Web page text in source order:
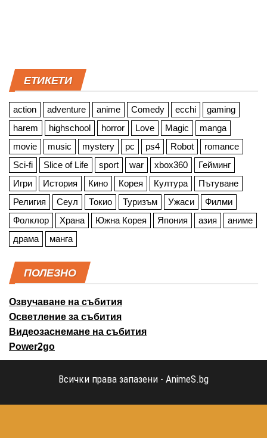
ЕТИКЕТИ
action adventure anime Comedy ecchi
gaming
harem
highschool horror Love Magic
manga
movie
music mystery pc ps4 Robot
romance
Sci-fi
Slice of Life sport war xbox360
Гейминг
Игри
История Кино Корея Култура
Пътуване
Религия
Сеул Токио Туризъм Ужаси
Филми
Фолклор
Храна Южна Корея Япония азия
аниме
драма
манга
ПОЛЕЗНО
Озвучаване на събития
Осветление за събития
Видеозаснемане на събития
Power2go
Всички права запазени - AnimeS.bg